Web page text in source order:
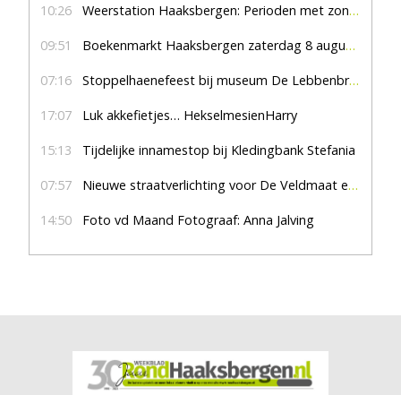
10:26 Weerstation Haaksbergen: Perioden met zon en droog
09:51 Boekenmarkt Haaksbergen zaterdag 8 augustus, marktplein Haaksbergen
07:16 Stoppelhaenefeest bij museum De Lebbenbrugge
17:07 Luk akkefietjes… HekselmesienHarry
15:13 Tijdelijke innamestop bij Kledingbank Stefania
07:57 Nieuwe straatverlichting voor De Veldmaat en De Pas
14:50 Foto vd Maand Fotograaf: Anna Jalving